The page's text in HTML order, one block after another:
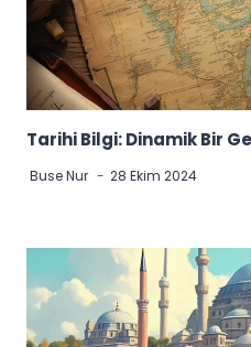
Tarihi Bilgi: Dinamik Bir
Buse Nur 28 Ekim 2024